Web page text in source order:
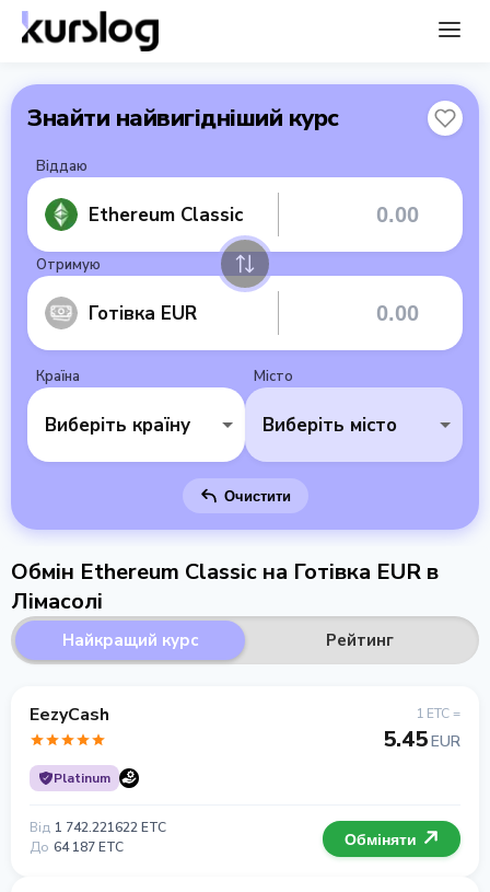
Знайти найвигідніший курс
Віддаю
Ethereum Classic
Отримую
Готівка EUR
Країна
Виберіть країну
Місто
Виберіть місто
Очистити
Обмін Ethereum Classic на Готівка EUR в
Лімасолі
Найкращий курс Рейтинг
EezyCash
Platinum
1 ETC =
5.45EUR
Від 1 742.221622 ETC
До 64 187 ETC Обміняти